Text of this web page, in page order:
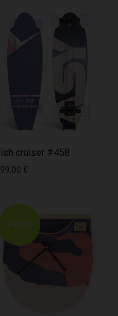
cruiser #458
€
PROMO